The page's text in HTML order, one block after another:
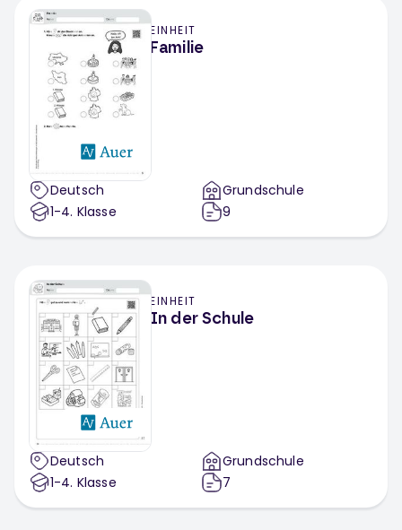
EINHEIT
Familie
Deutsch
1-4. Klasse
Grundschule
9
EINHEIT
In der Schule
Deutsch
1-4. Klasse
Grundschule
7